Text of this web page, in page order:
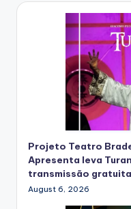
Projeto Teatro
Apresenta leva
transmissão gratuita
August 6, 2026